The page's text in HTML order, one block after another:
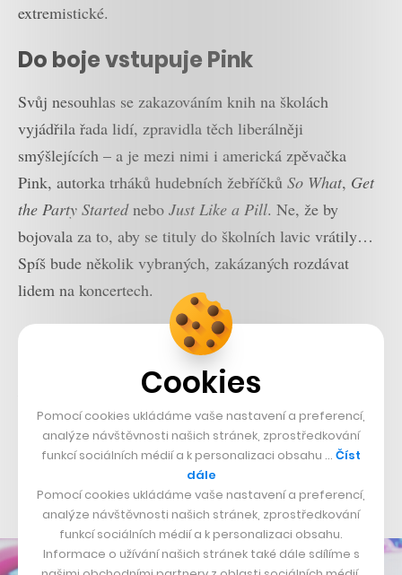
extremistické.
Do boje vstupuje Pink
Svůj nesouhlas se zakazováním knih na školách
vyjádřila řada lidí, zpravidla těch liberálněji
smýšlejících – a je mezi nimi i americká zpěvačka
Pink, autorka trháků hudebních žebříčků So What, Get
the Party Startednebo Just Like a Pill. Ne, že by
bojovala za to, aby se tituly do školních lavic vrátily…
Spíš bude několik vybraných, zakázaných rozdávat
lidem na koncertech.
„Je obzvlášť nenávistné, když úřady cílí na knihy o rase
a rasismu a pořádají tažení proti autorům z komunity
LGBT. V této zemi jsme už slavili tolik úspěchů na cestě
k větší rovnosti. Nikdo by tento pokrok neměl chtít
zvrátit,“zmínila čtyřiačtyřicetiletá Pink, celým jménem
Alecia Beth Moore Hart, která se v rámci tohoto plánu
spojila se zmíněnou neziskovkou PEN America.
Cookies
Pomocí cookies ukládáme vaše nastavení a preferencí,
analýze návštěvnosti našich stránek, zprostředkování
funkcí sociálních médií a k personalizaci obsahu … Číst
dále
Pomocí cookies ukládáme vaše nastavení a preferencí,
analýze návštěvnosti našich stránek, zprostředkování
funkcí sociálních médií a k personalizaci obsahu.
Informace o užívání našich stránek také dále sdílíme s